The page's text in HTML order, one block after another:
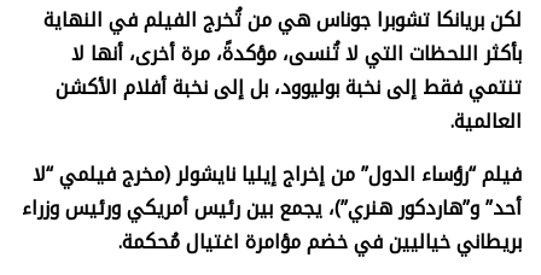
لكن بريانكا تشوبرا جوناس هي من تُخرج الفيلم في النهاية
بأكثر اللحظات التي لا تُنسى، مؤكدةً، مرة أخرى، أنها لا
تنتمي فقط إلى نخبة بوليوود، بل إلى نخبة أفلام الأكشن
العالمية.
فيلم “رؤساء الدول” من إخراج إيليا نايشولر (مخرج فيلمي “لا
أحد” و”هاردكور هنري”)، يجمع بين رئيس أمريكي ورئيس وزراء
بريطاني خياليين في خضم مؤامرة اغتيال مُحكمة.